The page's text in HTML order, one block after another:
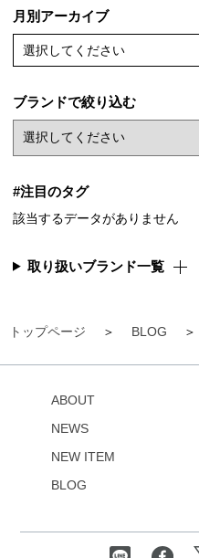
トップページ BLOG
月別アーカイブ
選択してください
ブランドで絞り込む
#注目のタグ
該当するデータがありません
取り扱いブランド一覧
ABOUT
NEWS
NEW ITEM
BLOG